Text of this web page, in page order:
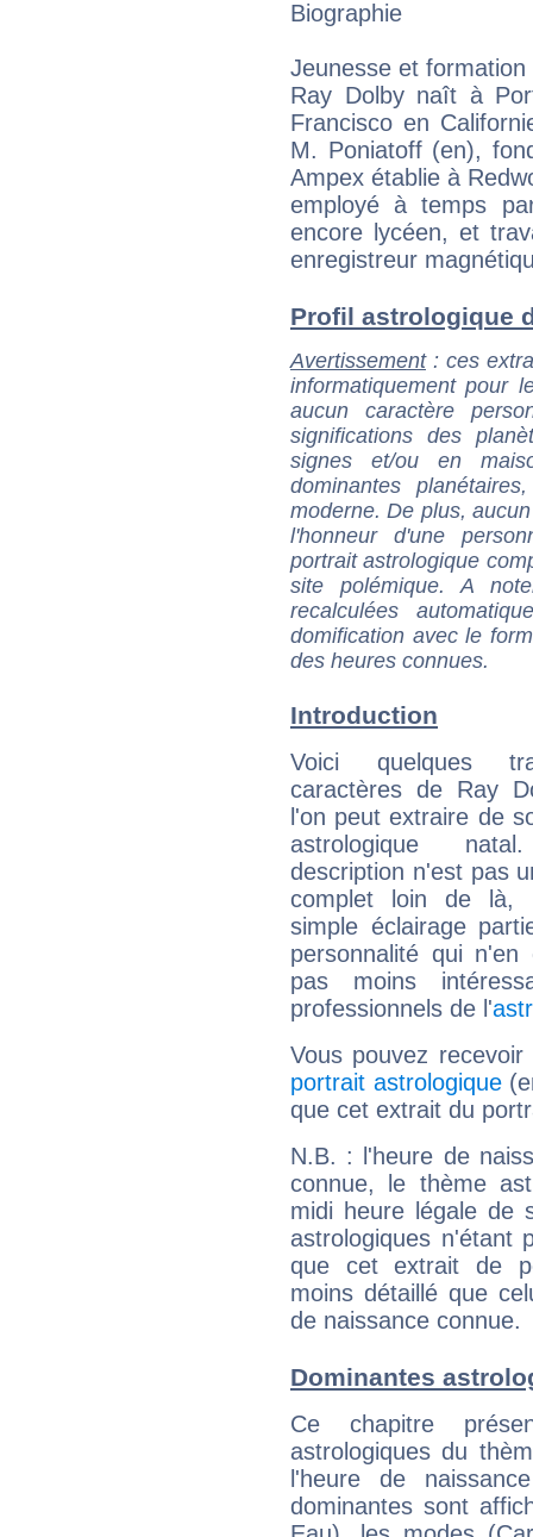
Biographie
Jeunesse et formation
Ray Dolby naît à
Francisco en
M. Poniatoff (en),
Ampex établie à
employé à temps
encore lycéen, et
enregistreur
Profil astrologique
Avertissement: ces
informatiquement pour
aucun caractère
significations des
signes et/ou en
dominantes
moderne. De plus,
l'honneur d'une
portrait astrologique
site polémique. A
recalculées
domification avec le
des heures connues.
Introduction
Voici quelques
caractères de Ray
l'on peut extraire de
astrologique
description n'est pas
complet loin de là,
simple éclairage
personnalité qui n'en
pas moins
professionnels de l'
Vous pouvez
portrait astrologique
que cet extrait du
N.B. : l'heure de
connue, le thème
midi heure légale de
astrologiques n'étant
que cet extrait de
moins détaillé que
de naissance connue.
Dominantes
Ce chapitre
astrologiques du
l'heure de
dominantes sont